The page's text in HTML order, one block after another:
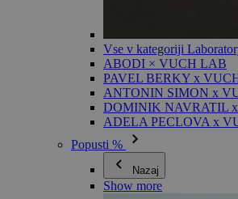
Vse v kategoriji
ABODI × VUCH LAB
PAVEL BERKY x
ANTONIN SIMON x
DOMINIK NAVRATIL
ADELA PECLOVA x
Popusti %
Nazaj
Show more